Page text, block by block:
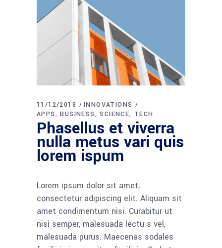
11/12/2018
INNOVATIONS
APPS
BUSINESS SCIENCE TECH
Phasellus et viverra
nulla metus vari quis
lorem ispum
Lorem ipsum dolor sit amet,
consectetur adipiscing elit. Aliquam sit
amet condimentum nisi. Curabitur ut
nisi semper, malesuada lectu s vel,
malesuada purus. Maecenas sodales